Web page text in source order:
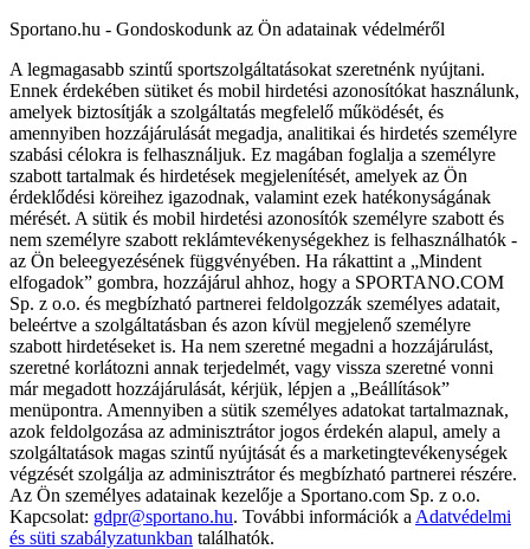
Sportano.hu - Gondoskodunk az Ön adatainak védelméről
A legmagasabb szintű sportszolgáltatásokat szeretnénk nyújtani.
Ennek érdekében sütiket és mobil hirdetési azonosítókat használunk,
amelyek biztosítják a szolgáltatás megfelelő működését, és
amennyiben hozzájárulását megadja, analitikai és hirdetés személyre
szabási célokra is felhasználjuk. Ez magában foglalja a személyre
szabott tartalmak és hirdetések megjelenítését, amelyek az Ön
érdeklődési köreihez igazodnak, valamint ezek hatékonyságának
mérését. A sütik és mobil hirdetési azonosítók személyre szabott és
nem személyre szabott reklámtevékenységekhez is felhasználhatók -
az Ön beleegyezésének függvényében. Ha rákattint a „Mindent
elfogadok” gombra, hozzájárul ahhoz, hogy a SPORTANO.COM
Sp. z o.o. és megbízható partnerei feldolgozzák személyes adatait,
beleértve a szolgáltatásban és azon kívül megjelenő személyre
szabott hirdetéseket is. Ha nem szeretné megadni a hozzájárulást,
szeretné korlátozni annak terjedelmét, vagy vissza szeretné vonni
már megadott hozzájárulását, kérjük, lépjen a „Beállítások”
menüpontra. Amennyiben a sütik személyes adatokat tartalmaznak,
azok feldolgozása az adminisztrátor jogos érdekén alapul, amely a
szolgáltatások magas szintű nyújtását és a marketingtevékenységek
végzését szolgálja az adminisztrátor és megbízható partnerei részére.
Az Ön személyes adatainak kezelője a Sportano.com Sp. z o.o.
Kapcsolat: gdpr@sportano.hu. További információk a Adatvédelmi
és süti szabályzatunkban találhatók.